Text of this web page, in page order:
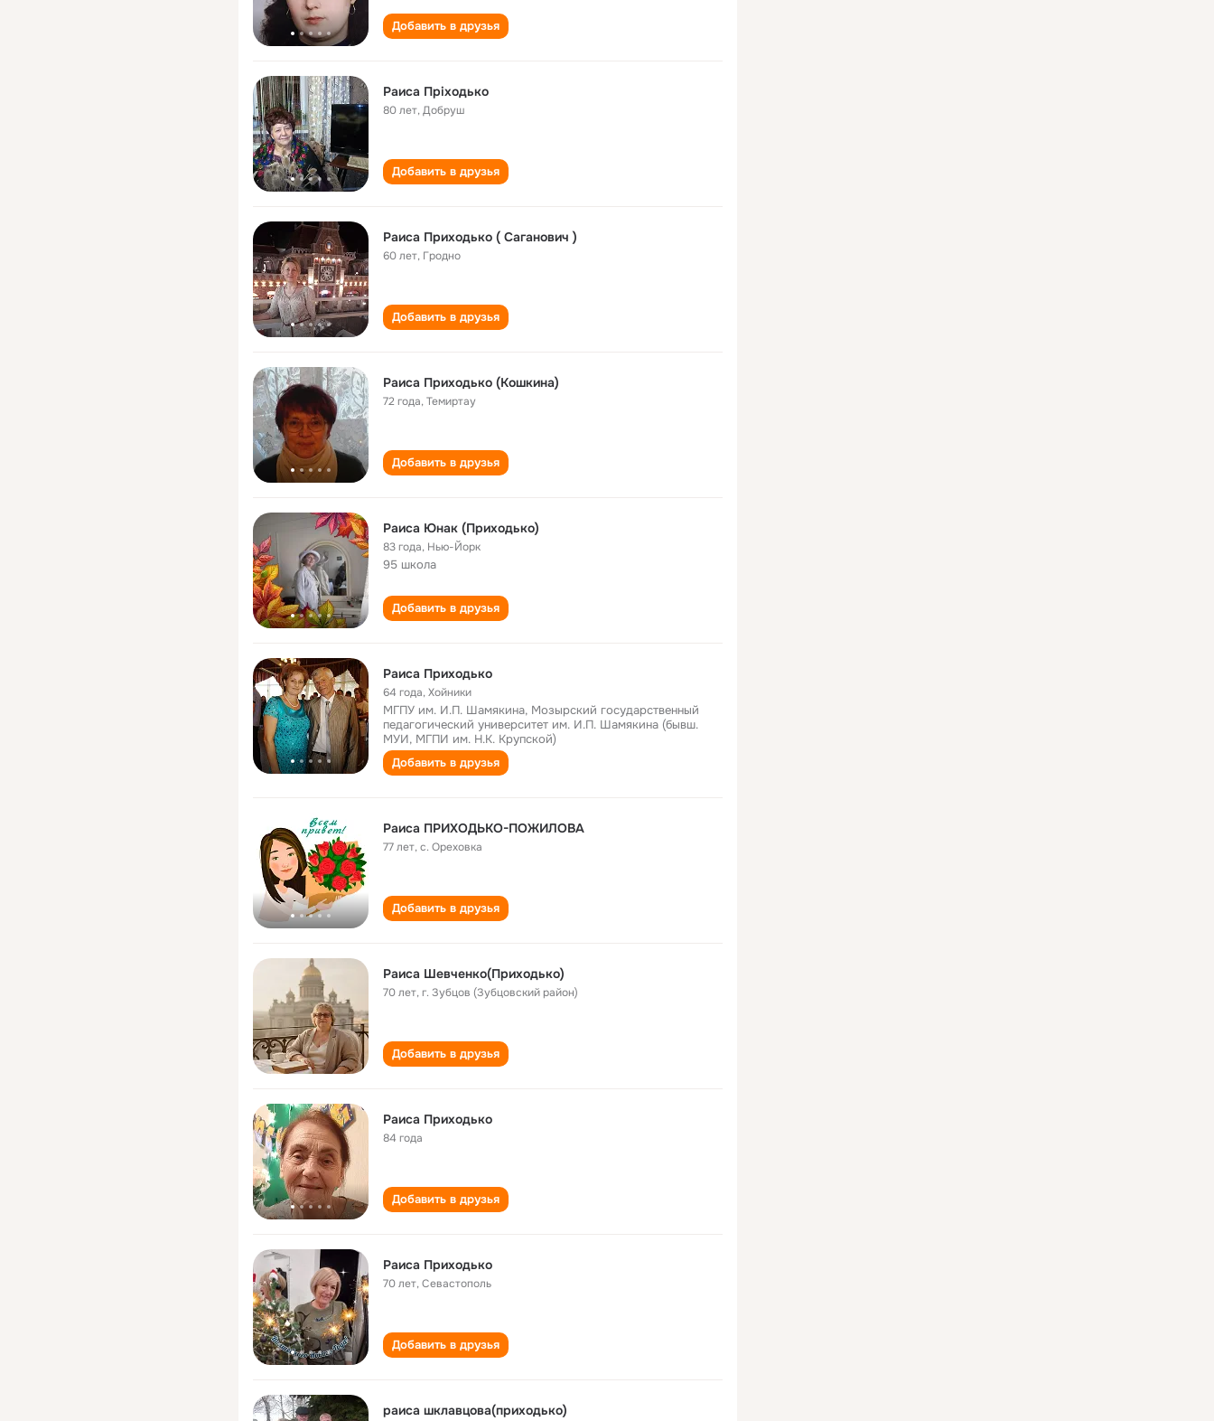
Добавить в друзья
Раиса Пріходько
80 лет,Добруш
Добавить в друзья
Раиса Приходько ( Саганович )
60 лет, Гродно
Добавить в друзья
Раиса Приходько (Кошкина)
72 года,Темиртау
Добавить в друзья
Раиса Юнак (Приходько)
83 года, Нью-Йорк
95 школа
Добавить в друзья
Раиса Приходько
64 года,Хойники
МГПУ им. И.П. Шамякина, Мозырский государственный
педагогический университет им. И.П. Шамякина (бывш.
МУИ, МГПИ им. Н.К. Крупской)
Добавить в друзья
Раиса ПРИХОДЬКО-ПОЖИЛОВА
77 лет,с. Ореховка
Добавить в друзья
Раиса Шевченко(Приходько)
70 лет,г. Зубцов (Зубцовский район)
Добавить в друзья
Раиса Приходько
84 года
Добавить в друзья
Раиса Приходько
70 лет,Севастополь
Добавить в друзья
раиса шклавцова(приходько)